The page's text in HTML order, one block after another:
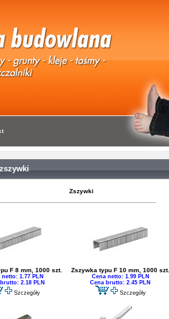
Zszywki
F 8 mm, 1000 szt.
netto: 1.77 PLN
2.18 PLN
Szczegóły
Zszywka typu F 10 mm, 1000 szt.
Cena netto: 1.99 PLN
Cena brutto: 2.45 PLN
Szczegóły